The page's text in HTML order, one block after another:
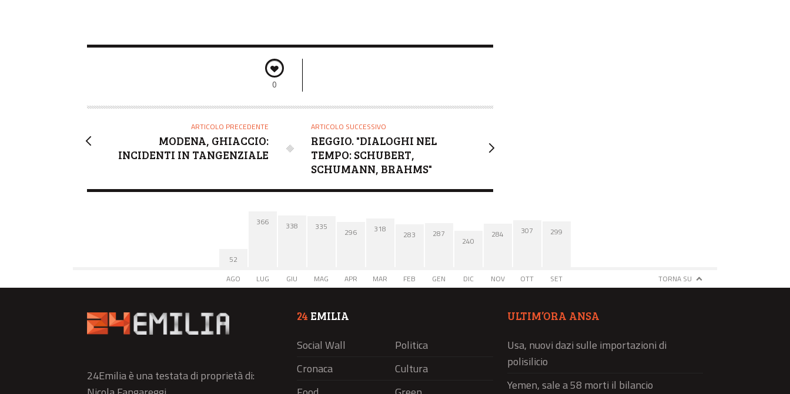
0
ARTICOLO PRECEDENTE
MODENA, GHIACCIO:
INCIDENTI IN TANGENZIALE
ARTICOLO SUCCESSIVO
REGGIO. "DIALOGHI NEL
TEMPO: SCHUBERT,
SCHUMANN, BRAHMS"
52
AGO
366
LUG
338
GIU
335
MAG
296
APR
318
MAR
283
FEB
287
GEN
240
DIC
284
NOV
307
OTT
299
SET TORNA SU
24Emilia è una testata di proprietà di:
24 EMILIA
Social Wall
Politica
Cronaca
Cultura
ULTIM’ORA ANSA
Usa, nuovi dazi sulle importazioni di
polisilicio
Yemen, sale a 58 morti il bilancio